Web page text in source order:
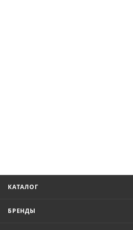
КАТАЛОГ
БРЕНДЫ